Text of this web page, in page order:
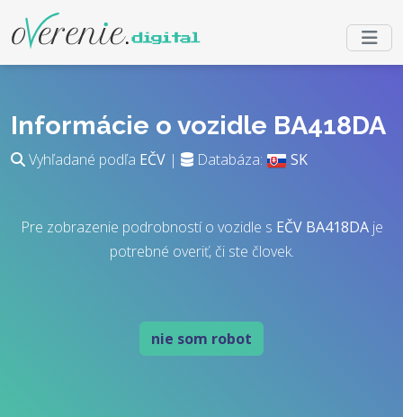
Informácie o vozidle BA418DA
Vyhľadané podľa EČV | Databáza: SK
Pre zobrazenie podrobností o vozidle s EČV BA418DAje
potrebné overiť, či ste človek.
nie som robot